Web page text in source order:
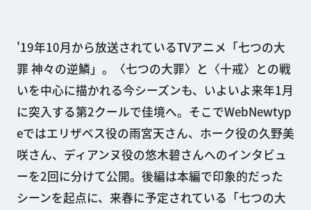
'19年10月から放送されているTVアニメ「七つの大
罪 神々の逆鱗」。〈七つの大罪〉と〈十戒〉との戦
いを中心に描かれる今シーズンも、いよいよ来年1月
に突入する第2クールで佳境へ。そこでWebNewtyp
eではエリザベス役の雨宮天さん、ホーク役の久野美
咲さん、ディアンヌ役の悠木碧さんへのインタビュ
ーを2回に分けて公開。後編は本編で印象的だった
シーンを起点に、来春に予定されている「七つの大